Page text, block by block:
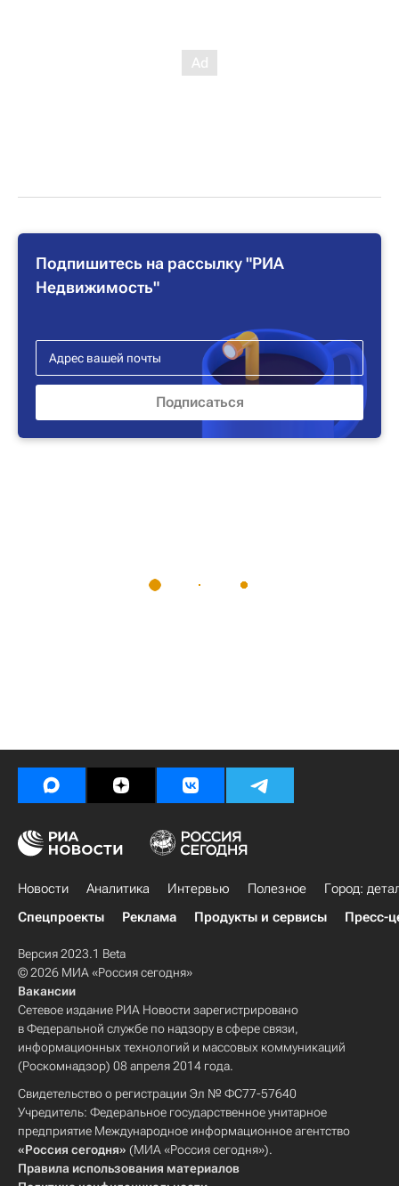
Подпишитесь на рассылку "РИА
Недвижимость"
Новости Аналитика Интервью Полезное
Город:
Спецпроекты
Реклама Продукты и сервисы Пресс-
Версия 2023.1 Beta
© 2026 МИА «Россия сегодня»
Вакансии
Сетевое издание РИА Новости зарегистрировано
в Федеральной службе по надзору в сфере связи,
информационных технологий и массовых коммуникаций
(Роскомнадзор) 08 апреля 2014 года.
Свидетельство о регистрации Эл № ФС77-57640
Учредитель: Федеральное государственное унитарное
предприятие Международное информационное агентство
«Россия сегодня» (МИА «Россия сегодня»).
Правила использования материалов